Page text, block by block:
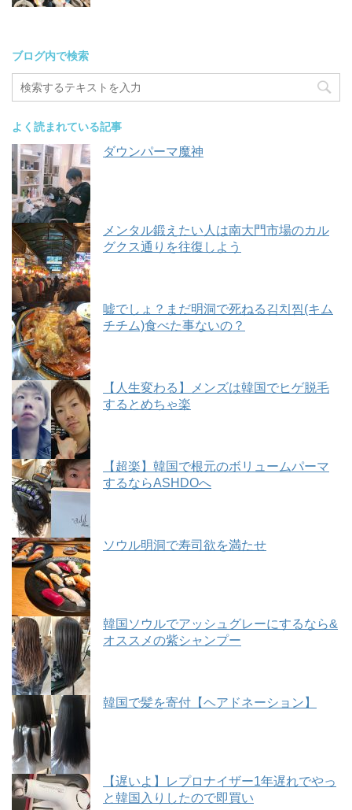
ブログ内で検索
よく読まれている記事
ダウンパーマ魔神
メンタル鍛えたい人は南大門市場のカル
グクス通りを往復しよう
嘘でしょ？まだ明洞で死ねる김치찜(キム
チチム)食べた事ないの？
【人生変わる】メンズは韓国でヒゲ脱毛
するとめちゃ楽
【超楽】韓国で根元のボリュームパーマ
するならASHDOへ
ソウル明洞で寿司欲を満たせ
韓国ソウルでアッシュグレーにするなら&
オススメの紫シャンプー
韓国で髪を寄付【ヘアドネーション】
【遅いよ】レプロナイザー1年遅れでやっ
と韓国入りしたので即買い